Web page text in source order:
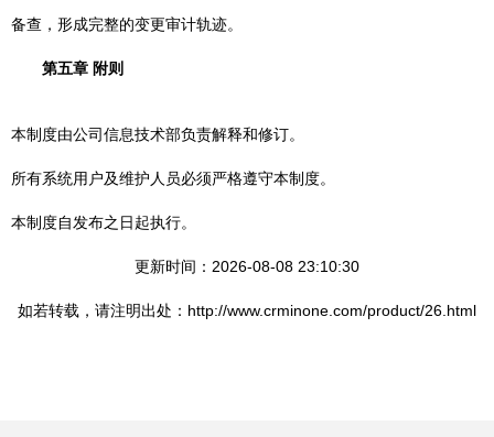
备查，形成完整的变更审计轨迹。
第五章 附则
本制度由公司信息技术部负责解释和修订。
所有系统用户及维护人员必须严格遵守本制度。
本制度自发布之日起执行。
更新时间：2026-08-08 23:10:30
如若转载，请注明出处：http://www.crminone.com/product/26.html